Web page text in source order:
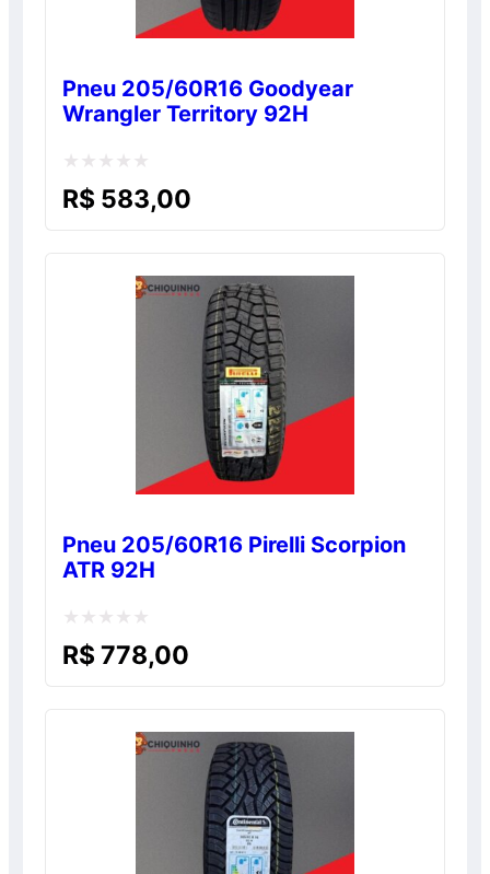
Pneu 205/60R16 Goodyear
Wrangler Territory 92H
Avaliação
R$ 583,00
Pneu 205/60R16 Pirelli Scorpion
ATR 92H
Avaliação
R$ 778,00